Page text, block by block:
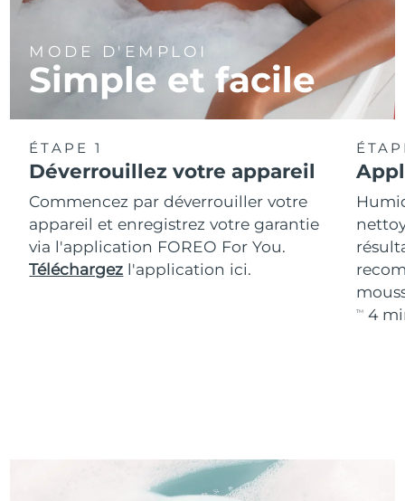
MODE D'EMPLOI
Simple et facile
ÉTAPE 1
Déverrouillez votre appareil
Commencez par déverrouiller votre
appareil et enregistrez votre garantie
via l'application FOREO For You.
Téléchargez l'application ici.
TM4